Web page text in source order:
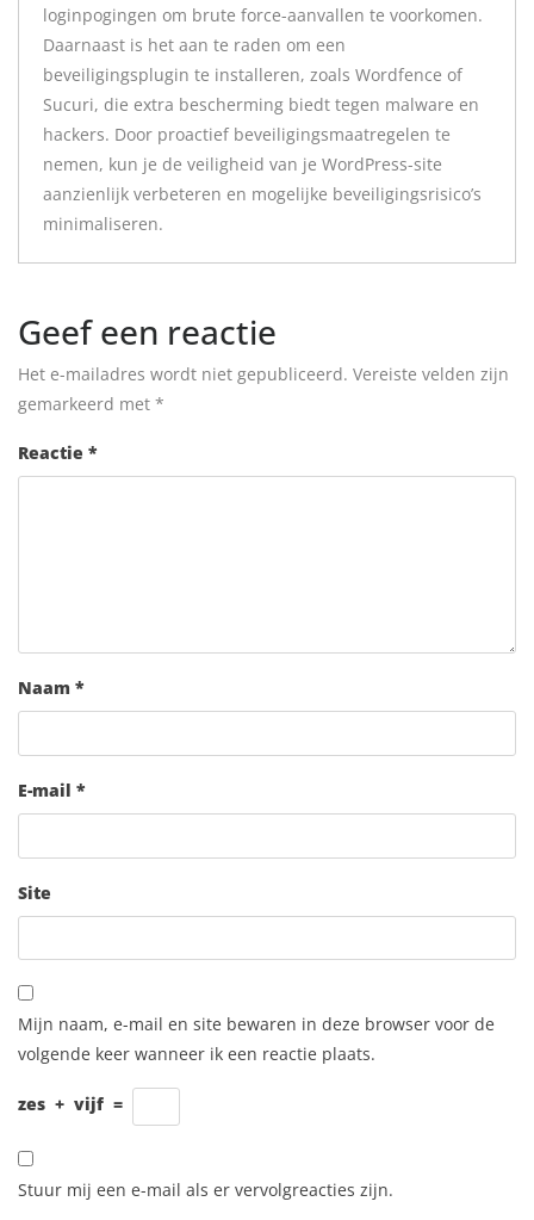
loginpogingen om brute force-aanvallen te voorkomen.
Daarnaast is het aan te raden om een ​​
beveiligingsplugin te installeren, zoals Wordfence of
Sucuri, die extra bescherming biedt tegen malware en
hackers. Door proactief beveiligingsmaatregelen te
nemen, kun je de veiligheid van je WordPress-site
aanzienlijk verbeteren en mogelijke beveiligingsrisico’s
minimaliseren.
Geef een reactie
Het e-mailadres wordt niet gepubliceerd. Vereiste velden zijn
gemarkeerd met *
Reactie *
Naam *
E-mail *
Site
Mijn naam, e-mail en site bewaren in deze browser voor de
volgende keer wanneer ik een reactie plaats.
zes + vijf =
Stuur mij een e-mail als er vervolgreacties zijn.